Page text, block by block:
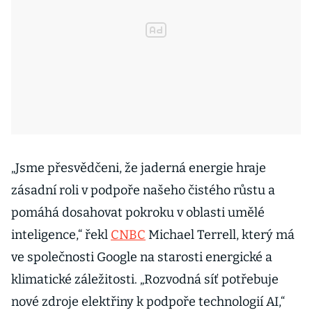
„Jsme přesvědčeni, že jaderná energie hraje
zásadní roli v podpoře našeho čistého růstu a
pomáhá dosahovat pokroku v oblasti umělé
inteligence,“ řekl CNBC Michael Terrell, který má
ve společnosti Google na starosti energické a
klimatické záležitosti. „Rozvodná síť potřebuje
nové zdroje elektřiny k podpoře technologií AI,“